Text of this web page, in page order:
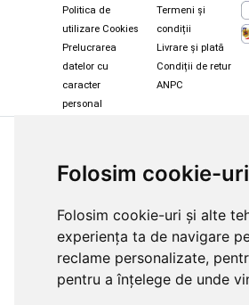
Folosim cookie-uri
Folosim cookie-uri și alte
experiența ta de navigare
reclame personalizate,
pentru a înțelege de unde
Politica de
utilizare Cookies
Prelucrarea
datelor cu
caracter
personal
Termeni și
condiții
Livrare și plată
Condiții de retur
ANPC
Magazin snowboard
Legături Rome SDS
Skate & longboard
Santa Cruz
Căști și
Ochelari
Ochelari